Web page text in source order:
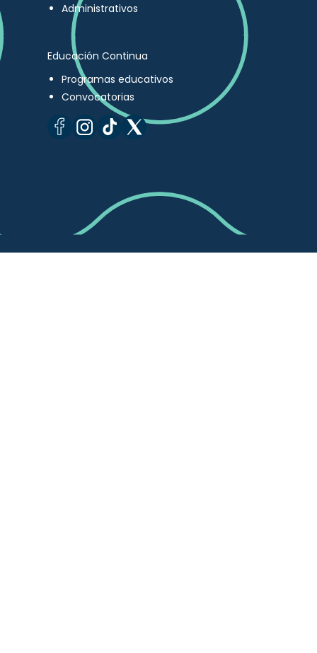
Administrativos
Educación Continua
Programas educativos
Convocatorias